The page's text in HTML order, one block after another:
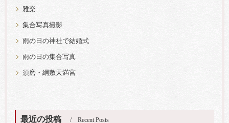
雅楽
集合写真撮影
雨の日の神社で結婚式
雨の日の集合写真
須磨・綱敷天満宮
最近の投稿 Recent Posts